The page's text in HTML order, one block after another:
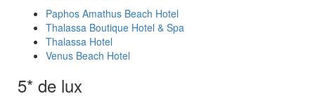
Paphos Amathus Beach Hotel
Thalassa Boutique Hotel & Spa
Thalassa Hotel
Venus Beach Hotel
5* de lux